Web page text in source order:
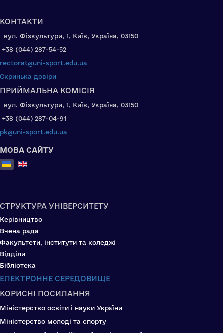
КОНТАКТИ
вул. Фізкультури, 1, Київ, Україна, 03150
+38 (044) 287-54-52
rectorat@uni-sport.edu.ua
Скринька довіри
ПРИЙМАЛЬНА КОМІСІЯ
вул. Фізкультури, 1, Київ, Україна, 03150
+38 (044) 287-04-91
pk@uni-sport.edu.ua
МОВА САЙТУ
Оберіть свою мову
СТРУКТУРА УНІВЕРСИТЕТУ
Керівництво
Вчена рада
Факультети, інститути та коледжі
Відділи
Бібліотека
ЕЛЕКТРОННЕ СЕРЕДОВИЩЕ
КОРИСНІ ПОСИЛАННЯ
Міністерство освіти і науки України
Міністерство молоді та спорту